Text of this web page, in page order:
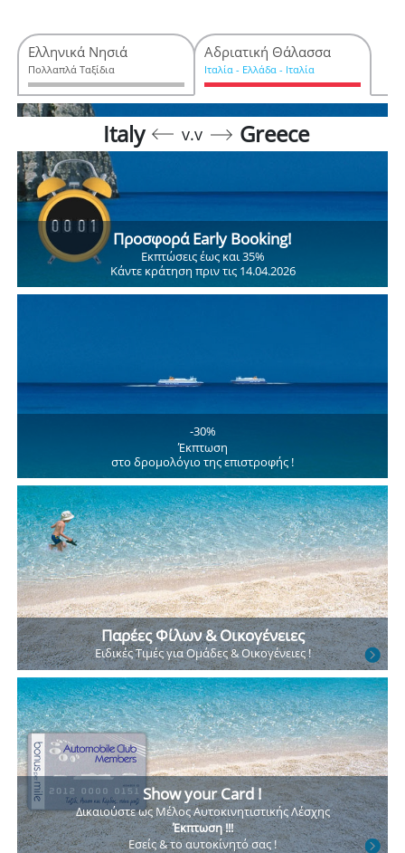
Ελληνικά Νησιά
Πολλαπλά Ταξίδια
Αδριατική Θάλασσα
Ιταλία - Ελλάδα - Ιταλία
Italy v.v Greece
Προσφορά Early Booking!
Εκπτώσεις έως και 35%
Κάντε κράτηση πριν τις 14.04.2026
-30%
Έκπτωση
στο δρομολόγιο της επιστροφής !
Παρέες Φίλων & Οικογένειες
Ειδικές Τιμέςγια Ομάδες& Οικογένειες !
Show your Card !
Δικαιούστε ως ΜέλοςΑυτοκινητιστικής Λέσχης
Έκπτωση !!!
Εσείς & το αυτοκίνητό σας !